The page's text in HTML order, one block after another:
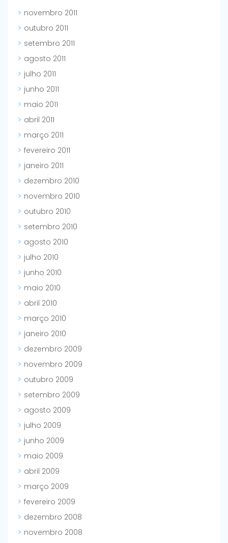
novembro 2011
outubro 2011
setembro 2011
agosto 2011
julho 2011
junho 2011
maio 2011
abril 2011
março 2011
fevereiro 2011
janeiro 2011
dezembro 2010
novembro 2010
outubro 2010
setembro 2010
agosto 2010
julho 2010
junho 2010
maio 2010
abril 2010
março 2010
janeiro 2010
dezembro 2009
novembro 2009
outubro 2009
setembro 2009
agosto 2009
julho 2009
junho 2009
maio 2009
abril 2009
março 2009
fevereiro 2009
dezembro 2008
novembro 2008